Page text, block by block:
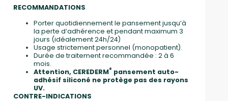
RECOMMANDATIONS
Porter quotidiennement le pansement jusqu’à
la perte d’adhérence et pendant maximum 3
jours (idéalement 24h/24)
Usage strictement personnel (monopatient).
Durée de traitement recommandée : 2 à 6
mois.
Attention, CEREDERM® pansement auto-
adhésif siliconé ne protège pas des rayons
UV.
CONTRE-INDICATIONS